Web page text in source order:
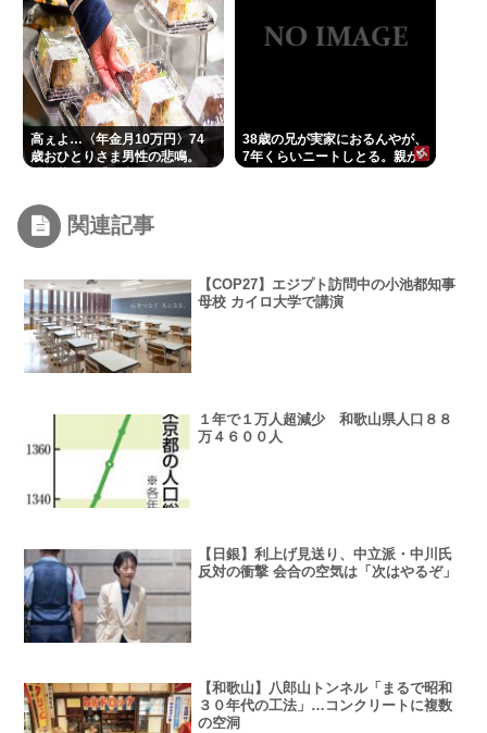
高ぇよ…〈年金月10万円〉74
歳おひとりさま男性の悲鳴。
38歳の兄が実家におるんやが、
7年くらいニートしとる。親が
関連記事
【COP27】エジプト訪問中の小池都知事
母校 カイロ大学で講演
１年で１万人超減少 和歌山県人口８８
万４６００人
【日銀】利上げ見送り、中立派・中川氏
反対の衝撃 会合の空気は「次はやるぞ」
【和歌山】八郎山トンネル「まるで昭和
３０年代の工法」…コンクリートに複数
の空洞